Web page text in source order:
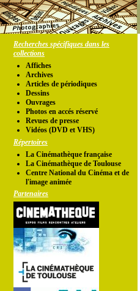
Recherches spécifiques dans les
collections
Affiches
Archives
Articles de périodiques
Dessins
Ouvrages
Photos en accés réservé
Revues de presse
Vidéos (DVD et VHS)
Répertoires
La Cinémathèque française
La Cinémathèque de Toulouse
Centre National du Cinéma et de
l'image animée
Partenaires